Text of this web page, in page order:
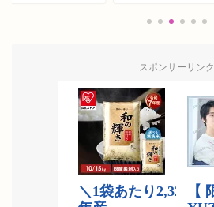
スポンサーリンク